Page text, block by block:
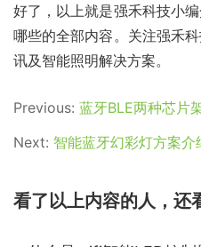
好了，以上就是强禾科技小
哪些的全部内容。关注强禾
讯及智能照明解决方案。
Previous: 蓝牙BLE两种芯片
Next: 智能蓝牙幻彩灯方案介
看了以上内容的人，还